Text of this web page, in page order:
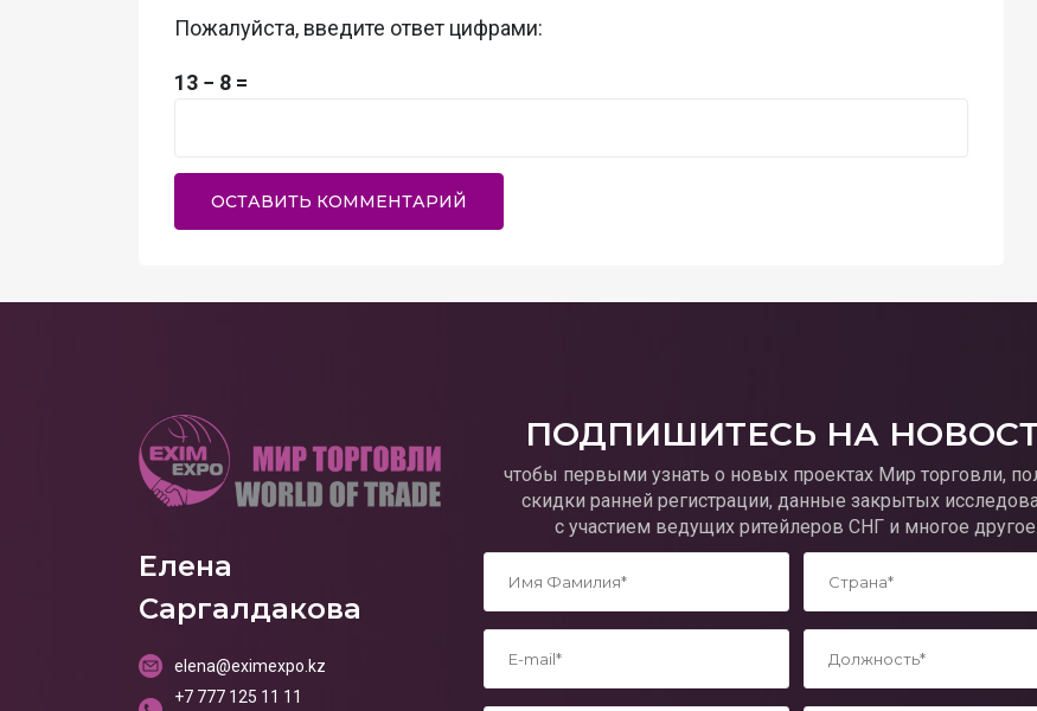
Пожалуйста, введите ответ цифрами:
13 − 8 =
Елена
Саргалдакова
elena@eximexpo.kz
+7 777 125 11 11
ПОДПИШИТЕСЬ НА
чтобы первыми узнать о новых проектах Мир торговли,
скидки ранней регистрации, данные закрытых
с участием ведущих ритейлеров СНГ и многое другое.